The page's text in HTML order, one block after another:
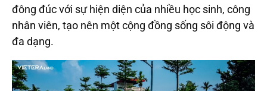
đông đúc với sự hiện diện của nhiều học sinh, công
nhân viên, tạo nên một cộng đồng sống sôi động và
đa dạng.